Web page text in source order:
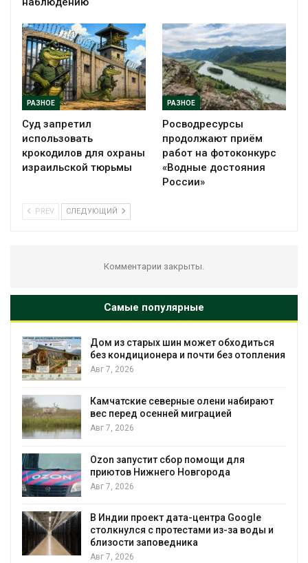
РАЗНОЕ
Суд запретил
использовать
крокодилов для охраны
израильской тюрьмы
РАЗНОЕ
Росводресурсы
продолжают приём
работ на фотоконкурс
«Водные достояния
России»
PREV СЛЕДУЮЩИЙ
Комментарии закрыты.
Самые популярные
Дом из старых шин может обходиться
без кондиционера и почти без отопления
Авг 7, 2026
Камчатские северные олени набирают
вес перед осенней миграцией
Авг 7, 2026
Ozon запустит сбор помощи для
приютов Нижнего Новгорода
Авг 7, 2026
В Индии проект дата-центра Google
столкнулся с протестами из-за воды и
близости заповедника
Авг 7, 2026